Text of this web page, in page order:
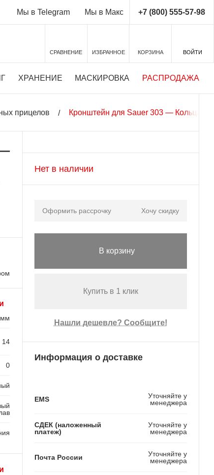
Мы в Telegram Мы в Макс +7 (800) 555-57-98
СРАВНЕНИЕ ИЗБРАННОЕ КОРЗИНА ВОЙТИ
ХРАНЕНИЕ МАСКИРОВКА РАСПРОДАЖА
прицелов Кронштейн для Sauer 303 — Кольца
14
0
Нет в наличии
Оформить рассрочку Хочу скидку
В корзину
Купить в 1 клик
Нашли дешевле? Сообщите!
Информация о доставке
EMS
Уточняйте у
менеджера
СДЕК (наложенный
платеж)
Уточняйте у
менеджера
Почта России
Уточняйте у
менеджера